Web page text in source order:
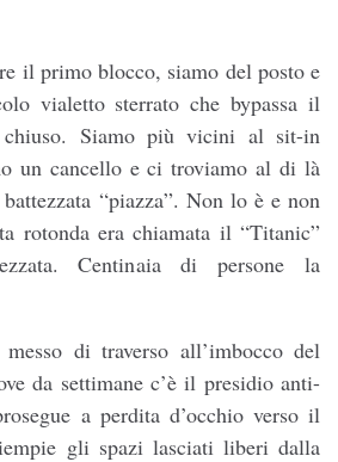
il primo blocco, siamo del posto e
vialetto sterrato che bypassa il
Siamo più vicini al sit-in
un cancello e ci troviamo al di là
“piazza”. Non lo è e non
rotonda era chiamata il “Titanic”
Centinaia di persone la
di traverso all’imbocco del
da settimane c’è il presidio anti-
a perdita d’occhio verso il
gli spazi lasciati liberi dalla